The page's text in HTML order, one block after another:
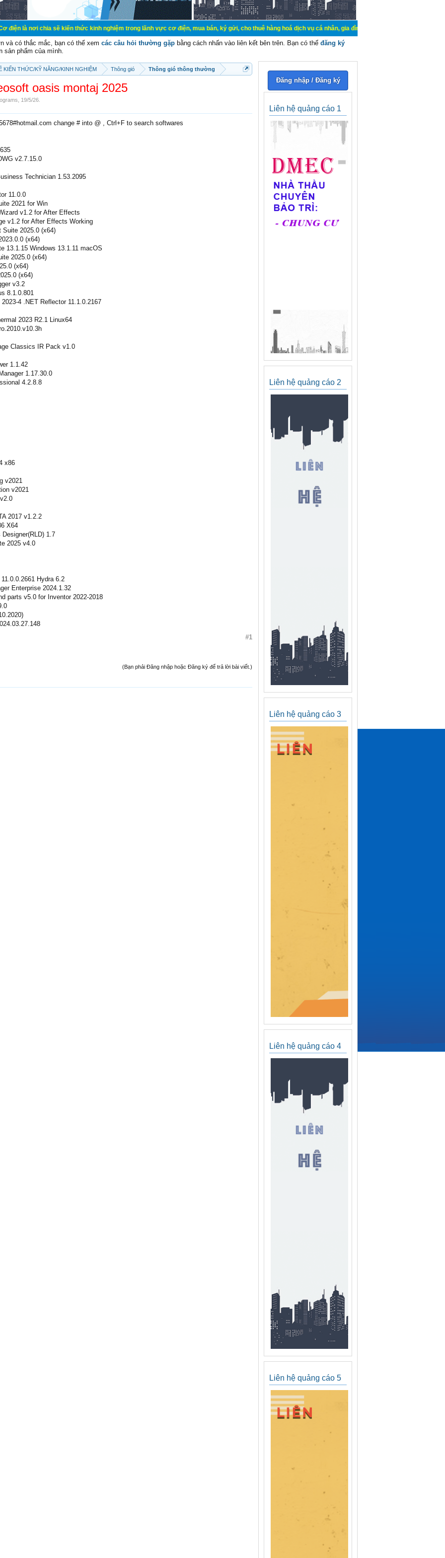
chia sẽ kiến thức kinh nghiệm trong lãnh vực cơ điện, mua bán, ký gửi, cho thuê hàng hoá dịch vụ cá nhân, gia đình. Mua bán, ký gửi, cho thuê thiết bị
và có thắc mắc, bạn có thể xem các câu hỏi thường gặp bằng cách nhấn vào liên kết bên trên. Bạn có thể đăng ký
sản phẩm của mình.
KIẾN THỨC/KỸ NĂNG/KINH NGHIỆM Thông gió Thông gió thông thường
oasis montaj 2025
19/5/26
change # into @ , Ctrl+F to search softwares
v2.7.15.0
Technician 1.53.2095
11.0.0
2021 for Win
v1.2 for After Effects
v1.2 for After Effects Working
Suite 2025.0 (x64)
(x64)
13.1.15 Windows 13.1.11 macOS
2025.0 (x64)
(x64)
(x64)
v3.2
8.1.0.801
4 .NET Reflector 11.1.0.2167
2023 R2.1 Linux64
Classics IR Pack v1.0
1.1.42
1.17.30.0
4.2.8.8
x86
v2021
v2021
2017 v1.2.2
X64
1.7
2025 v4.0
Hydra 6.2
Enterprise 2024.1.32
parts v5.0 for Inventor 2022-2018
#1
(Bạn phải Đăng nhập hoặc Đăng ký để trả lời bài viết.)
Đăng nhập / Đăng ký
Liên hệ quảng cáo 1
Liên hệ quảng cáo 2
Liên hệ quảng cáo 3
Liên hệ quảng cáo 4
Liên hệ quảng cáo 5